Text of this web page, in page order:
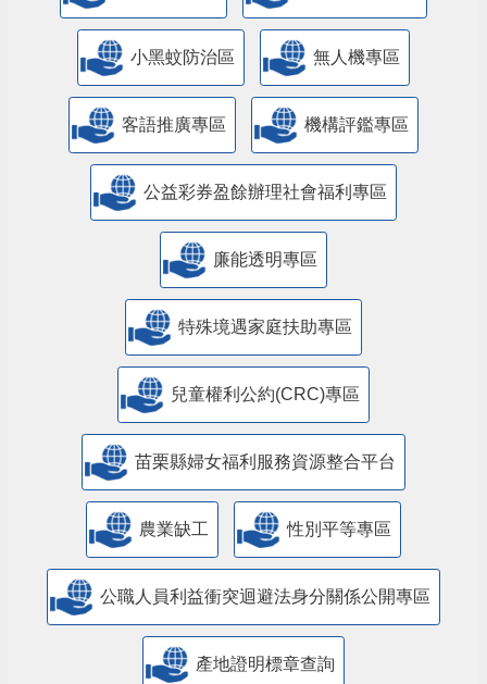
小黑蚊防治區 無人機專區
客語推廣專區 機構評鑑專區
公益彩券盈餘辦理社會福利專區
廉能透明專區
特殊境遇家庭扶助專區
兒童權利公約(CRC)專區
苗栗縣婦女福利服務資源整合平台
農業缺工 性別平等專區
公職人員利益衝突迴避法身分關係公開專區
產地證明標章查詢